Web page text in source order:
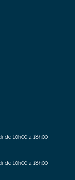
de 10h00 à 18h00
de 10h00 à 18h00